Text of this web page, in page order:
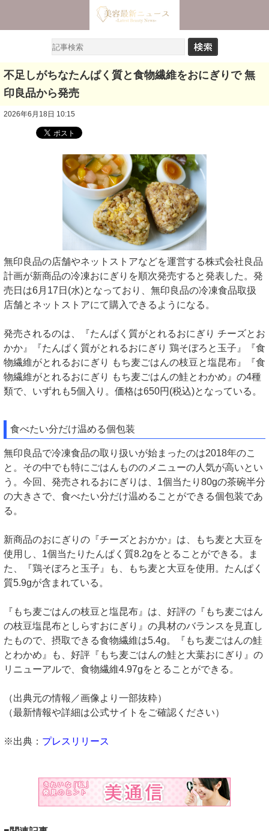
不足しがちなたんぱく質と食物繊維をおにぎりで 無
印良品から発売
2026年6月18日 10:15
無印良品の店舗やネットストアなどを運営する株式会社良品
計画が新商品の冷凍おにぎりを順次発売すると発表した。発
売日は6月17日(水)となっており、無印良品の冷凍食品取扱
店舗とネットストアにて購入できるようになる。
発売されるのは、『たんぱく質がとれるおにぎり チーズとお
かか』『たんぱく質がとれるおにぎり 鶏そぼろと玉子』『食
物繊維がとれるおにぎり もち麦ごはんの枝豆と塩昆布』『食
物繊維がとれるおにぎり もち麦ごはんの鮭とわかめ』の4種
類で、いずれも5個入り。価格は650円(税込)となっている。
食べたい分だけ温める個包装
無印良品で冷凍食品の取り扱いが始まったのは2018年のこ
と。その中でも特にごはんもののメニューの人気が高いとい
う。今回、発売されるおにぎりは、1個当たり80gの茶碗半分
の大きさで、食べたい分だけ温めることができる個包装であ
る。
新商品のおにぎりの『チーズとおかか』は、もち麦と大豆を
使用し、1個当たりたんぱく質8.2gをとることができる。ま
た、『鶏そぼろと玉子』も、もち麦と大豆を使用。たんぱく
質5.9gが含まれている。
『もち麦ごはんの枝豆と塩昆布』は、好評の『もち麦ごはん
の枝豆塩昆布としらすおにぎり』の具材のバランスを見直し
たもので、摂取できる食物繊維は5.4g。『もち麦ごはんの鮭
とわかめ』も、好評『もち麦ごはんの鮭と大葉おにぎり』の
リニューアルで、食物繊維4.97gをとることができる。
（出典元の情報／画像より一部抜粋）
（最新情報や詳細は公式サイトをご確認ください）
※出典： プレスリリース